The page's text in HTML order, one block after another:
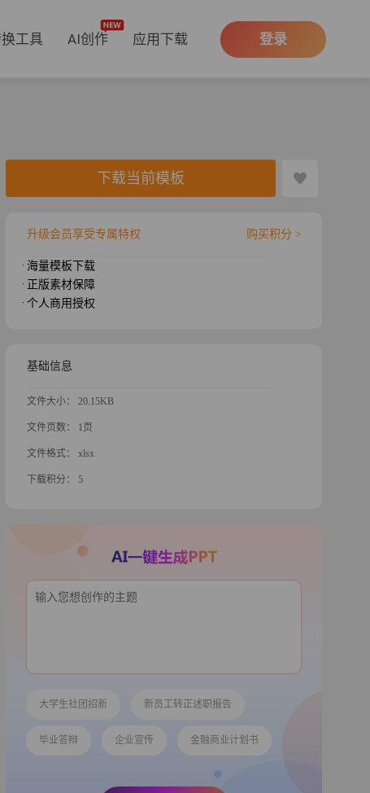
工具 AI创作 应用下载 登录
下载当前模板
升级会员享受专属特权 购买积分 >
· 海量模板下载
· 正版素材保障
· 个人商用授权
基础信息
文件大小： 20.15KB
文件页数： 1页
文件格式： xlsx
下载积分： 5
大学生社团招新 新员工转正述职报告
毕业答辩 企业宣传 金融商业计划书